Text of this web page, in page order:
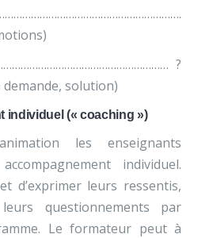
?
solution)
individuel (« coaching »)
les enseignants
individuel.
d’exprimer leurs ressentis,
questionnements par
Le formateur peut à